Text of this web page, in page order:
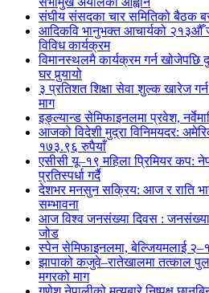
संघीय संसदका चार समितिको बैठक
आदिकवि भानुभक्त आचार्यको २१३औँ
विविध कार्यक्रम
विमानस्थलमै कार्यक्रम गर्न खोजेपछि
घर पुर्‍यायो
३ प्रतिशत शिक्षा सेवा शुल्क खारेज
माग
इङ्ल्यान्ड सेमिफाइनलमा प्रवेश,
आजको विदेशी मुद्रा विनिमयदर:
१७३.९६ रुपैयाँ
एसीसी यू–१९ महिला प्रिमियर कप:
प्रतिस्पर्धा गर्दै
देशभर मनसुन सक्रिय: आज र राति
सम्भावना
आज विश्व जनसंख्या दिवस : जनसंख्या
जोड
स्पेन सेमिफाइनलमा, बेल्जियमलाई
झापाको कजुवे–रातेखालमा तत्काल पुल
मगरको माग